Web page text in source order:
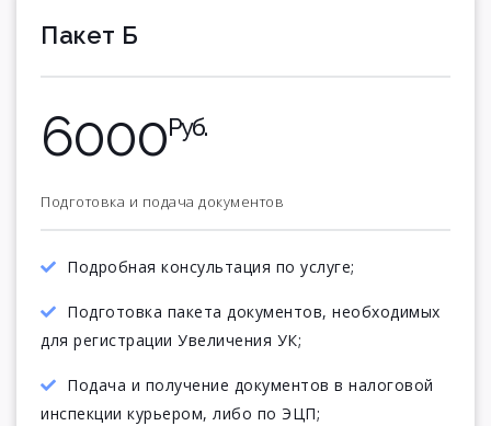
Пакет Б
6000Руб.
Подготовка и подача документов
Подробная консультация по услуге;
Подготовка пакета документов, необходимых
для регистрации Увеличения УК;
Подача и получение документов в налоговой
инспекции курьером, либо по ЭЦП;